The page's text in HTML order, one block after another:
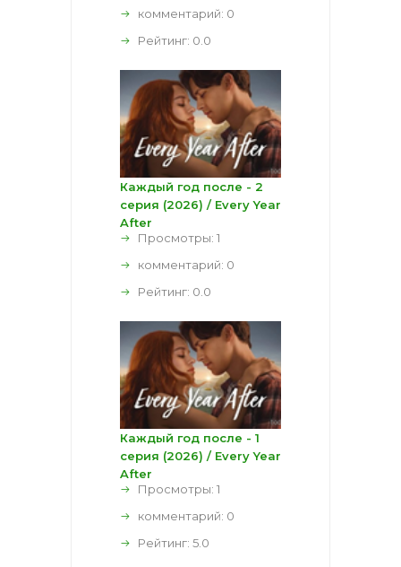
комментарий: 0
Рейтинг: 0.0
Каждый год после - 2
серия (2026) / Every Year
After
Просмотры: 1
комментарий: 0
Рейтинг: 0.0
Каждый год после - 1
серия (2026) / Every Year
After
Просмотры: 1
комментарий: 0
Рейтинг: 5.0